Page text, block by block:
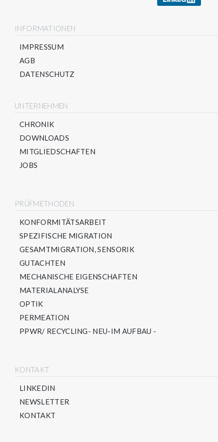
INFORMATIONEN
IMPRESSUM
AGB
DATENSCHUTZ
UNTERNEHMEN
CHRONIK
DOWNLOADS
MITGLIEDSCHAFTEN
JOBS
PRÜFMETHODEN
KONFORMITÄTSARBEIT
SPEZIFISCHE MIGRATION
GESAMTMIGRATION, SENSORIK
GUTACHTEN
MECHANISCHE EIGENSCHAFTEN
MATERIALANALYSE
OPTIK
PERMEATION
PPWR/ RECYCLING- NEU-IM AUFBAU -
KONTAKT
LINKEDIN
NEWSLETTER
KONTAKT